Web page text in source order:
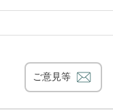
ご意見等